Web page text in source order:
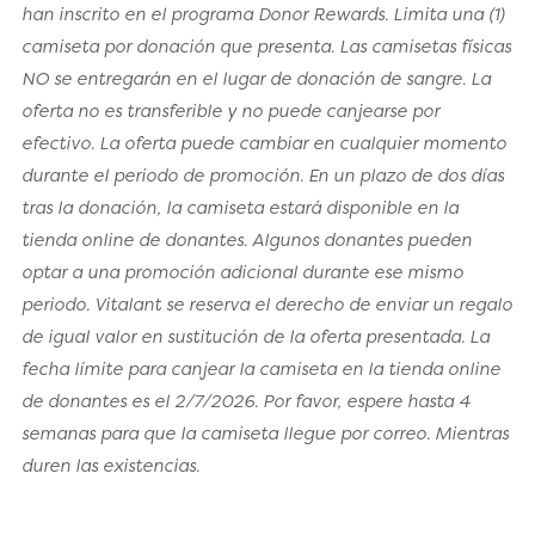
han inscrito en el programa Donor Rewards. Limita una (1)
camiseta por donación que presenta. Las camisetas físicas
NO se entregarán en el lugar de donación de sangre. La
oferta no es transferible y no puede canjearse por
efectivo. La oferta puede cambiar en cualquier momento
durante el periodo de promoción. En un plazo de dos días
tras la donación, la camiseta estará disponible en la
tienda online de donantes. Algunos donantes pueden
optar a una promoción adicional durante ese mismo
periodo. Vitalant se reserva el derecho de enviar un regalo
de igual valor en sustitución de la oferta presentada. La
fecha límite para canjear la camiseta en la tienda online
de donantes es el 2/7/2026. Por favor, espere hasta 4
semanas para que la camiseta llegue por correo. Mientras
duren las existencias.